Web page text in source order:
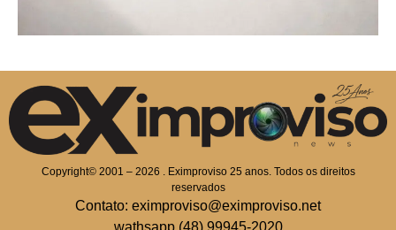
Copyright© 2001 – 2026 . Eximproviso 25 anos. Todos os direitos
reservados
Contato: eximproviso@eximproviso.net